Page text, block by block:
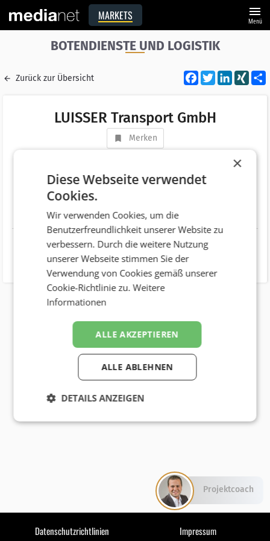
MARKETS menu
Menü
BOTENDIENSTE UND LOGISTIK
Zurück zur Übersicht Facebook
Twitter XING
LUISSER Transport GmbH
Merken
AT 7571 Rudersdorf
Telefonnummer +43 (3382) 53561
Website http://www.luisser-trans.com/
Datenschutzrichtlinien Impressum
×
Diese Webseite verwendet
Cookies.
Wir verwenden Cookies, um die
Benutzerfreundlichkeit unserer Website zu
verbessern. Durch die weitere Nutzung
unserer Webseite stimmen Sie der
Verwendung von Cookies gemäß unserer
Cookie-Richtlinie zu.Weitere
Informationen
ALLE AKZEPTIEREN
ALLE ABLEHNEN
DETAILS ANZEIGEN
Projektcoach